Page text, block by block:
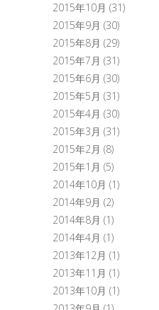
2015年10月 (31)
2015年9月 (30)
2015年8月 (29)
2015年7月 (31)
2015年6月 (30)
2015年5月 (31)
2015年4月 (30)
2015年3月 (31)
2015年2月 (8)
2015年1月 (5)
2014年10月 (1)
2014年9月 (2)
2014年8月 (1)
2014年4月 (1)
2013年12月 (1)
2013年11月 (1)
2013年10月 (1)